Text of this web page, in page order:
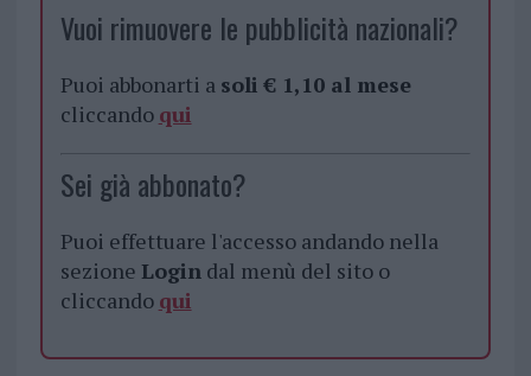
Vuoi rimuovere le pubblicità nazionali?
Puoi abbonarti a soli € 1,10 al mese
cliccando qui
Sei già abbonato?
Puoi effettuare l'accesso andando nella
sezione Logindal menù del sito o
cliccando qui